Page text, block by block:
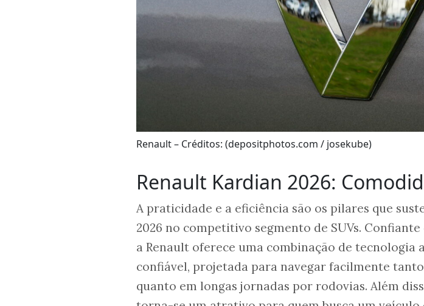
Renault – Créditos: (depositphotos.com / josekube)
Renault Kardian 2026:
A praticidade e a eficiência são os pilares que
2026 no competitivo segmento de SUVs.
a Renault oferece uma combinação de tecnologia
confiável, projetada para navegar facilmente
quanto em longas jornadas por rodovias. Além